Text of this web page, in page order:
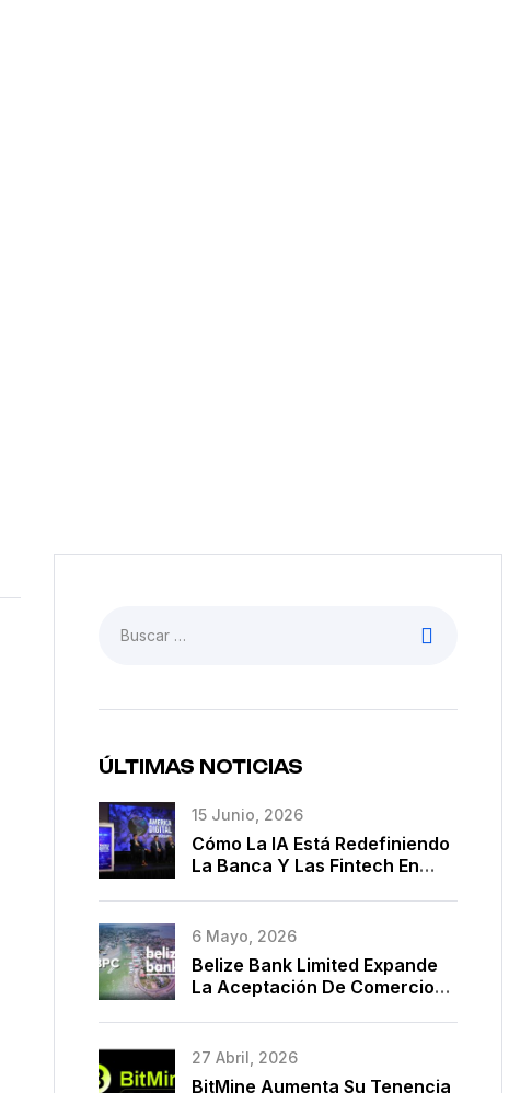
ÚLTIMAS NOTICIAS
15 Junio, 2026
Cómo La IA Está Redefiniendo
La Banca Y Las Fintech En
6 Mayo, 2026
Belize Bank Limited Expande
La Aceptación De Comercio
BPC Y Marca Una Década De
Modernización De Pagos
27 Abril, 2026
BitMine Aumenta Su Tenencia